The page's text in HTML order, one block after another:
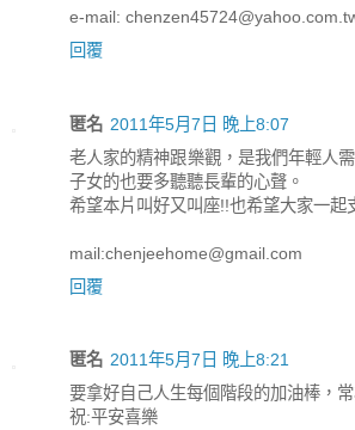
e-mail:
回覆
匿名 2011年5月7日 晚上8:07
老人家的精神跟樂觀，是我們年輕人
子女的也要多聽聽長輩的心聲。
希望本片叫好又叫座!!也希望大家一起
mail:chenjeehome@gmail.com
回覆
匿名 2011年5月7日 晚上8:21
要拿好自己人生每個階段的加油棒，
祝:平安喜樂